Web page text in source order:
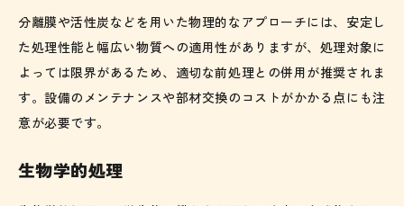
分離膜や活性炭などを用いた物理的なアプローチには、安定し
た処理性能と幅広い物質への適用性がありますが、処理対象に
よっては限界があるため、適切な前処理との併用が推奨されま
す。設備のメンテナンスや部材交換のコストがかかる点にも注
意が必要です。
生物学的処理